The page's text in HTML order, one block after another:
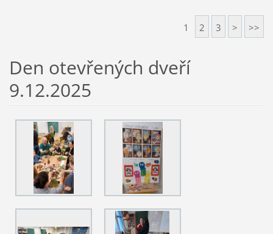
1 2 3 > >>
Den otevřených dveří
9.12.2025